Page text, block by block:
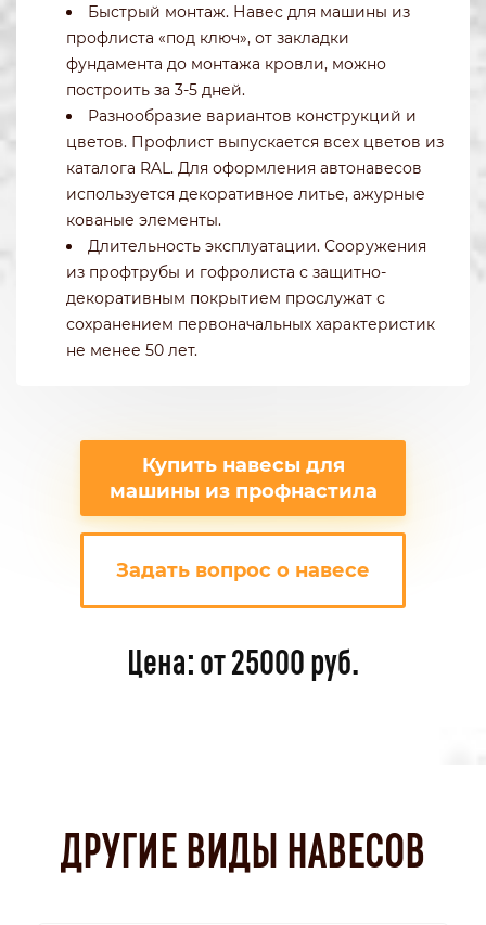
Быстрый монтаж. Навес для машины из
профлиста «под ключ», от закладки
фундамента до монтажа кровли, можно
построить за 3-5 дней.
Разнообразие вариантов конструкций и
цветов. Профлист выпускается всех цветов из
каталога RAL. Для оформления автонавесов
используется декоративное литье, ажурные
кованые элементы.
Длительность эксплуатации. Сооружения
из профтрубы и гофролиста с защитно-
декоративным покрытием прослужат с
сохранением первоначальных характеристик
не менее 50 лет.
Купить навесы для
машины из профнастила
Задать вопрос о навесе
Цена: от 25000 руб.
ДРУГИЕ ВИДЫ НАВЕСОВ